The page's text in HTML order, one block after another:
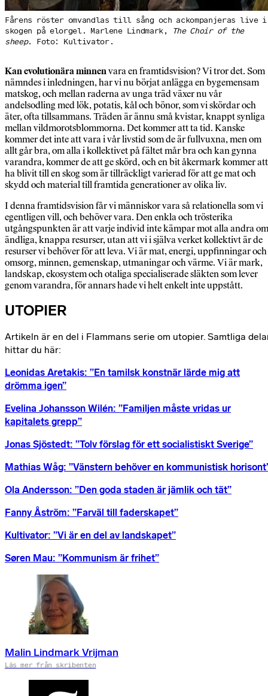
Fårens röster omvandlas till sång och ackompanjeras live i
skogen på elorgel. Marlene Lindmark,
The Choir of the
sheep. Foto: Kultivator.
Kan evolutionära minnenvara en framtidsvision? Vi tror det. Som
nämndes i inledningen, har vi nu börjat anlägga en bygemensam
matskog, och mellan raderna av unga träd växer nu vår
andelsodling med lök, potatis, kål och bönor, som vi skördar och
äter, ofta tillsammans. Träden är ännu små kvistar, knappt synliga
mellan vildmorotsblommorna. Det kommer att ta tid. Kanske
kommer det inte att vara i vår livstid som de är fullvuxna, men om
allt går bra, om alla i kollektivet på fältet mår bra och kan gynna
varandra, kommer de att ge skörd, och en bit åkermark kommer att
ha blivit till en skog som är tillräckligt varierad för att ge mat och
skydd och material till framtida generationer av olika liv.
I denna framtidsvision får vi människor vara så relationella som vi
egentligen vill, och behöver vara. Den enkla och trösterika
utgångspunkten är att varje individ inte kämpar mot alla andra om
ändliga, knappa resurser, utan att vi i själva verket kollektivt är de
resurser vi behöver för att leva. Vi är mat, energi, uppfinningar och
omsorg, minnen, gemenskap, utmaningar och värme. Vi är mark,
landskap, ekosystem och otaliga specialiserade släkten som lever
genom varandra, för annars hade vi helt enkelt inte uppstått.
UTOPIER
Artikeln är en del i Flammans serie om utopier. Samtliga
hittar du här:
Leonidas Aretakis: ”En tamilsk konstnär lärde mig att
drömma igen”
Evelina Johansson Wilén: ”Familjen måste vridas ur
kapitalets grepp”
Jonas Sjöstedt: ”Tolv förslag för ett socialistiskt Sverige”
Mathias Wåg: ”Vänstern behöver en kommunistisk
Ola Andersson: ”Den goda staden är jämlik och tät”
Fanny Åström: ”Farväl till faderskapet”
Kultivator: ”Vi är en del av landskapet”
Søren Mau: ”Kommunism är frihet”
Malin Lindmark Vrijman
Läs mer från skribenten